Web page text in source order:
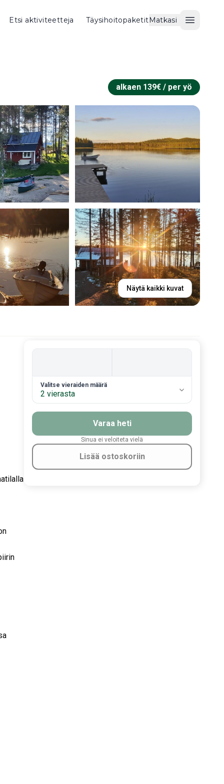
Etsi aktiviteetteja TäysihoitopaketitMatkasi
Avaa
alkaen 139€ / per yö
Näytä kaikki kuvat
2. Valitse vieraiden määrä
Valitse vieraiden määrä
2 vierasta
Varaa heti
Sinua ei veloiteta vielä
Lisää ostoskoriin